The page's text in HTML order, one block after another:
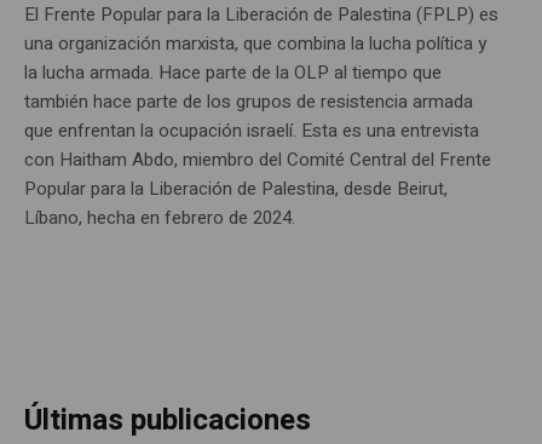
El Frente Popular para la Liberación de Palestina (FPLP) es
una organización marxista, que combina la lucha política y
la lucha armada. Hace parte de la OLP al tiempo que
también hace parte de los grupos de resistencia armada
que enfrentan la ocupación israelí. Esta es una entrevista
con Haitham Abdo, miembro del Comité Central del Frente
Popular para la Liberación de Palestina, desde Beirut,
Líbano, hecha en febrero de 2024.
Últimas publicaciones